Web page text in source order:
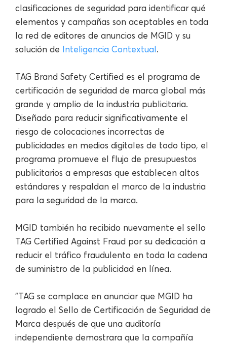
clasificaciones de seguridad para identificar qué
elementos y campañas son aceptables en toda
la red de editores de anuncios de MGID y su
solución de Inteligencia Contextual.
TAG Brand Safety Certified es el programa de
certificación de seguridad de marca global más
grande y amplio de la industria publicitaria.
Diseñado para reducir significativamente el
riesgo de colocaciones incorrectas de
publicidades en medios digitales de todo tipo, el
programa promueve el flujo de presupuestos
publicitarios a empresas que establecen altos
estándares y respaldan el marco de la industria
para la seguridad de la marca.
MGID también ha recibido nuevamente el sello
TAG Certified Against Fraud por su dedicación a
reducir el tráfico fraudulento en toda la cadena
de suministro de la publicidad en línea.
"TAG se complace en anunciar que MGID ha
logrado el Sello de Certificación de Seguridad de
Marca después de que una auditoría
independiente demostrara que la compañía